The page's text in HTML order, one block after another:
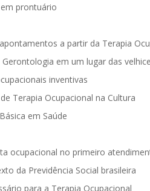
prontuário
a partir da Terapia
em um lugar das
inventivas
Terapia Ocupacional na Cultura
em Saúde
ocupacional no primeiro
da Previdência Social brasileira
para a Terapia Ocupacional